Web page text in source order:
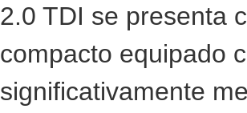
2.0 TDI se presenta
compacto equipado
significativamente